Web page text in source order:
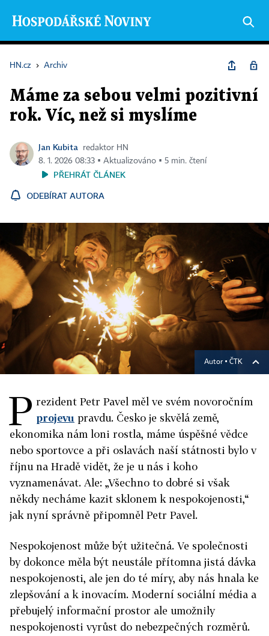
HN.cz › Archiv
Máme za sebou velmi pozitivní
rok. Víc, než si myslíme
Jan Kubita
redaktor HN
8. 1. 2026 08:33 ▪ Aktualizováno ▪ 5 min. čtení
PŘEHRÁT ČLÁNEK
ODEBÍRAT AUTORA
Autor ▪ ČTK
P rezident Petr Pavel měl ve svém novoročním
projevu pravdu. Česko je skvělá země,
ekonomika nám loni rostla, máme úspěšné vědce
nebo sportovce a při oslavách naší státnosti bylo v
říjnu na Hradě vidět, že je u nás i koho
vyznamenávat. Ale: „Všechno to dobré si však
někdy necháme kazit sklonem k nespokojenosti,“
jak nyní správně připomněl Petr Pavel.
Nespokojenost může být užitečná. Ve společnosti
by dokonce měla být neustále přítomna jistá dávka
nespokojenosti, ale jen do té míry, aby nás hnala ke
zlepšování a k inovacím. Moderní sociální média a
přebujelý informační prostor ale umožnily
nespokojenosti vyrůst do nebezpečných rozměrů.